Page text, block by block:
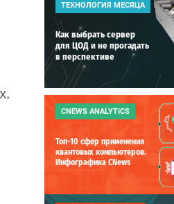
ТЕХНОЛОГИЯ МЕСЯЦА
Как выбрать сервер
для ЦОД и не прогадать
в перспективе
CNEWS ANALYTICS
Топ-10 сфер применения
квантовых компьютеров.
Инфографика CNews